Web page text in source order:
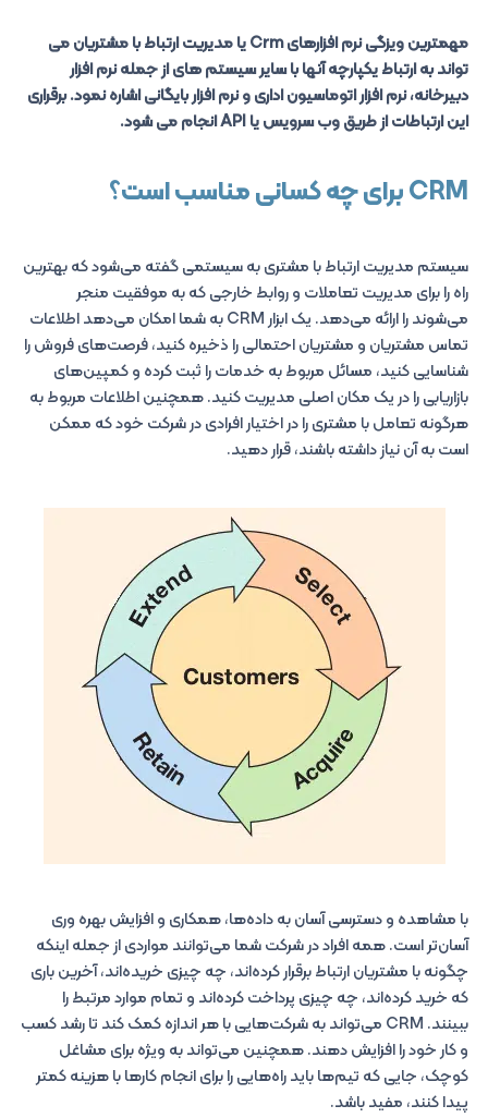
مهمترین ویزگی نرم افزارهای Crm یا مدیریت ارتباط با مشتریان می
تواند به ارتباط یکپارچه آنها با سایر سیستم های از جمله نرم افزار
دبیرخانه، نرم افزار اتوماسیون اداری و نرم افزار بایگانی اشاره نمود. برقراری
این ارتباطات از طریق وب سرویس یا API انجام می شود.
CRM برای چه کسانی مناسب است؟
سیستم مدیریت ارتباط با مشتری به سیستمی گفته می‌شود که بهترین
راه را برای مدیریت تعاملات و روابط خارجی که به موفقیت منجر
می‌شوند را ارائه می‌دهد. یک ابزار CRM به شما امکان می‌دهد اطلاعات
تماس مشتریان و مشتریان احتمالی را ذخیره کنید، فرصت‌های فروش را
شناسایی کنید، مسائل مربوط به خدمات را ثبت کرده و کمپین‌های
بازاریابی را در یک مکان اصلی مدیریت کنید. همچنین اطلاعات مربوط به
هرگونه تعامل با مشتری را در اختیار افرادی در شرکت خود که ممکن
است به آن نیاز داشته باشند، قرار دهید.
با مشاهده و دسترسی آسان به داده‌ها، همکاری و افزایش بهره وری
آسان‌تر است. همه افراد در شرکت شما می‌توانند مواردی از جمله اینکه
چگونه با مشتریان ارتباط برقرار کرده‌اند، چه چیزی خریده‌اند، آخرین باری
که خرید کرده‌اند، چه چیزی پرداخت کرده‌اند و تمام موارد مرتبط را
ببینند. CRM می‌تواند به شرکت‌هایی با هر اندازه کمک کند تا رشد کسب
و کار خود را افزایش دهند. همچنین می‌تواند به ویژه برای مشاغل
کوچک، جایی که تیم‌ها باید راه‌هایی را برای انجام کارها با هزینه کمتر
پیدا کنند، مفید باشد.